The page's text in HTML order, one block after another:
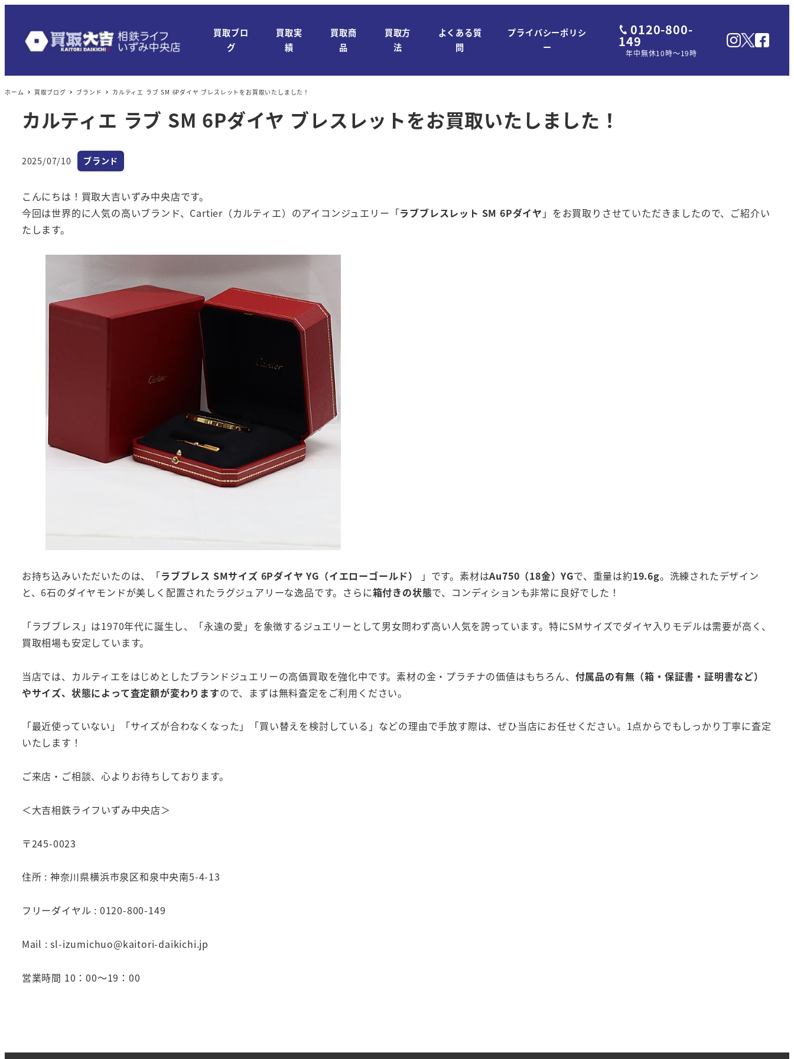
買取ブロ
グ
買取実
績
買取商
品
買取方
法
よくある質
問
プライバシーポリシ
ー
0120-800-
149
年中無休10時～19時
ホーム 買取ブログ ブランド カルティエ ラブ SM 6Pダイヤ ブレスレットをお買取いたしました！
カルティエ ラブ SM 6Pダイヤ ブレスレットをお買取いたしました！
投稿日
2025/07/10 カテゴリー
ブランド
こんにちは！買取大吉いずみ中央店です。
今回は世界的に人気の高いブランド、Cartier（カルティエ）のアイコンジュエリー「ラブブレスレット SM 6Pダイヤ 」をお買取りさせていただきましたので、ご紹介い
たします。
お持ち込みいただいたのは、「ラブブレス SMサイズ 6Pダイヤ YG（イエローゴールド） 」です。素材はAu750（18金）YGで、重量は約19.6g。洗練されたデザイン
と、6石のダイヤモンドが美しく配置されたラグジュアリーな逸品です。さらに箱付きの状態で、コンディションも非常に良好でした！
「ラブブレス」は1970年代に誕生し、「永遠の愛」を象徴するジュエリーとして男女問わず高い人気を誇っています。特にSMサイズでダイヤ入りモデルは需要が高く、
買取相場も安定しています。
当店では、カルティエをはじめとしたブランドジュエリーの高価買取を強化中です。素材の金・プラチナの価値はもちろん、 付属品の有無（箱・保証書・証明書など）
やサイズ、状態によって査定額が変わりますので、まずは無料査定をご利用ください。
「最近使っていない」「サイズが合わなくなった」「買い替えを検討している」などの理由で手放す際は、ぜひ当店にお任せください。1点からでもしっかり丁寧に査定
いたします！
ご来店・ご相談、心よりお待ちしております。
＜大吉相鉄ライフいずみ中央店＞
〒245-0023
住所 : 神奈川県横浜市泉区和泉中央南5-4-13
フリーダイヤル : 0120-800-149
Mail : sl-izumichuo@kaitori-daikichi.jp
営業時間 10：00～19：00